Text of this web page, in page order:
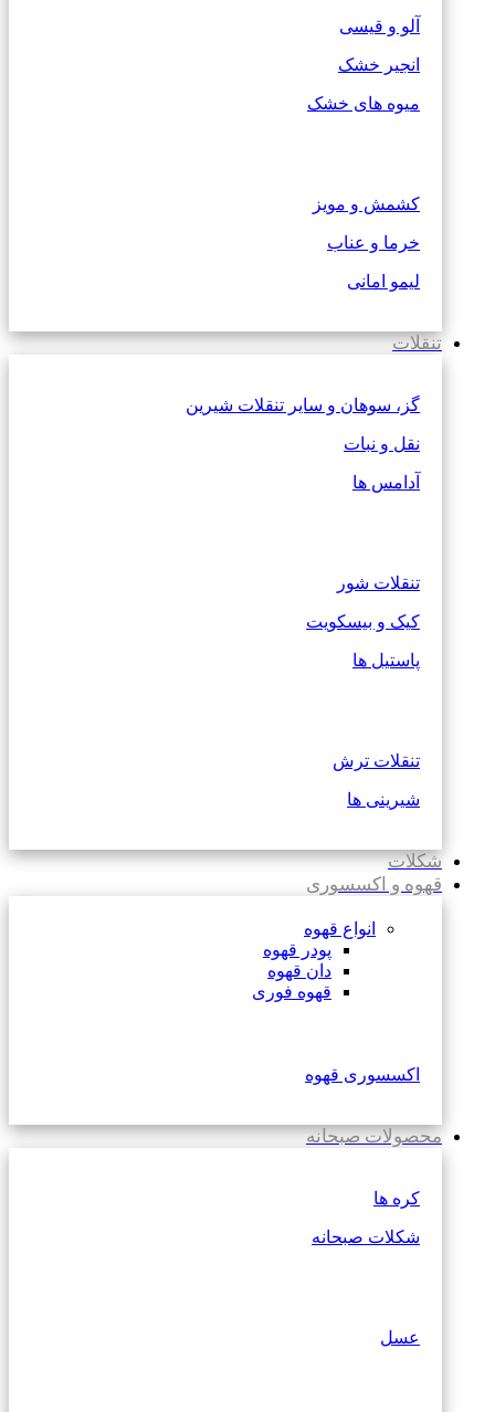
آلو و قیسی
انجیر خشک
میوه های خشک
کشمش و مویز
خرما و عناب
لیمو امانی
تنقلات
گز، سوهان و سایر تنقلات شیرین
نقل و نبات
آدامس ها
تنقلات شور
کیک و بیسکویت
پاستیل ها
تنقلات ترش
شیرینی ها
شکلات
قهوه و اکسسوری
انواع قهوه
پودر قهوه
دان قهوه
قهوه فوری
اکسسوری قهوه
محصولات صبحانه
کره ها
شکلات صبحانه
عسل